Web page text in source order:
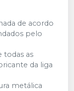
de acordo
pelo
todas as
da liga
metálica